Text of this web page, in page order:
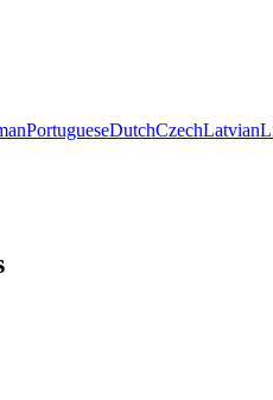
PortugueseDutchCzechLatvian